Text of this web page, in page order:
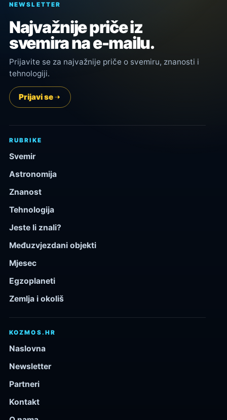
NEWSLETTER
Najvažnije priče iz
svemira na e-mailu.
Prijavite se za najvažnije priče o svemiru, znanosti i
tehnologiji.
Prijavi se
RUBRIKE
Svemir
Astronomija
Znanost
Tehnologija
Jeste li znali?
Međuzvjezdani objekti
Mjesec
Egzoplaneti
Zemlja i okoliš
KOZMOS.HR
Naslovna
Newsletter
Partneri
Kontakt